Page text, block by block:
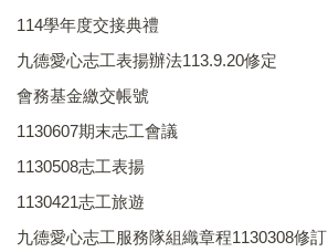
114學年度交接典禮
九德愛心志工表揚辦法113.9.20修定
會務基金繳交帳號
1130607期末志工會議
1130508志工表揚
1130421志工旅遊
九德愛心志工服務隊組織章程1130308修訂